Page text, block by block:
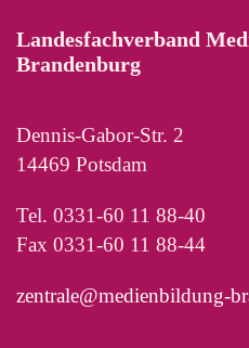
Landesfachverband
Brandenburg
Dennis-Gabor-Str. 2
14469 Potsdam
Tel. 0331-60 11 88-40
Fax 0331-60 11 88-44
zentrale@medienbildung-